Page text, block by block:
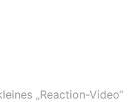
„Reaction-Video“